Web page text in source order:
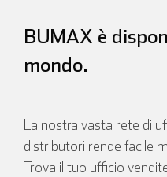
BUMAX è
mondo.
La nostra vasta rete di
distributori rende facile
Trova il tuo ufficio